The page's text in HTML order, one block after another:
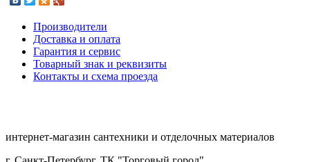
Производители
Доставка и оплата
Гарантия и сервис
Товарный знак и реквизиты
Контакты и схема проезда
интернет-магазин сантехники и отделочных материалов